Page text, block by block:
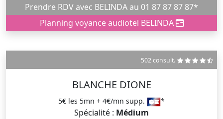
Prendre RDV avec BELINDA au 01 87 87 87 87*
Planning voyance audiotel BELINDA
502 consult.
BLANCHE DIONE
5€ les 5mn + 4€/mn supp. *
Spécialité : Médium